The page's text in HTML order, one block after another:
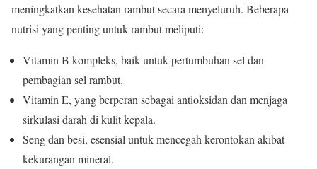
meningkatkan kesehatan rambut secara menyeluruh. Beberapa
nutrisi yang penting untuk rambut meliputi:
Vitamin B kompleks, baik untuk pertumbuhan sel dan
pembagian sel rambut.
Vitamin E, yang berperan sebagai antioksidan dan menjaga
sirkulasi darah di kulit kepala.
Seng dan besi, esensial untuk mencegah kerontokan akibat
kekurangan mineral.